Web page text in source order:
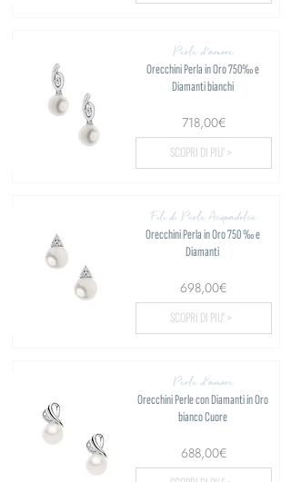
Perle d'amore
Orecchini Perla in Oro 750‰ e
Diamanti bianchi
718,00€
SCOPRI DI PIU' >
Fili di Perle Acquadolce
Orecchini Perla in Oro 750 ‰ e
Diamanti
698,00€
SCOPRI DI PIU' >
Perle d'amore
Orecchini Perle con Diamanti in Oro
bianco Cuore
688,00€